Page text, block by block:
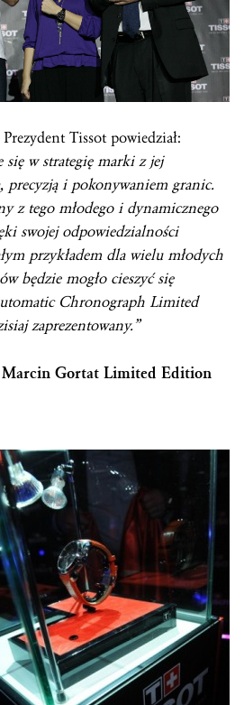
Tissot powiedział:
w strategię marki z jej
precyzją i pokonywaniem granic.
z tego młodego i dynamicznego
swojej odpowiedzialności
przykładem dla wielu młodych
będzie mogło cieszyć się
Chronograph Limited
zaprezentowany.”
Gortat Limited Edition